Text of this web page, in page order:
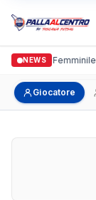
NEWS
Cus Pisa
Giocatore